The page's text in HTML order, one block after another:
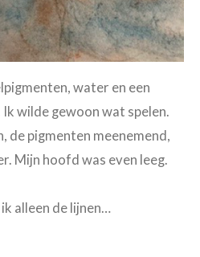
water en een
wilde gewoon wat spelen.
de pigmenten meenemend,
Mijn hoofd was even leeg.
alleen de lijnen…